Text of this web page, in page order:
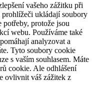
vašeho zážitku při
prohlížeči ukládají soubory
protože jsou
webu. Používáme také
analyzovat a
Tyto soubory cookie
s vaším souhlasem. Máte
cookie. Ale odhlášení
ovlivnit váš zážitek z